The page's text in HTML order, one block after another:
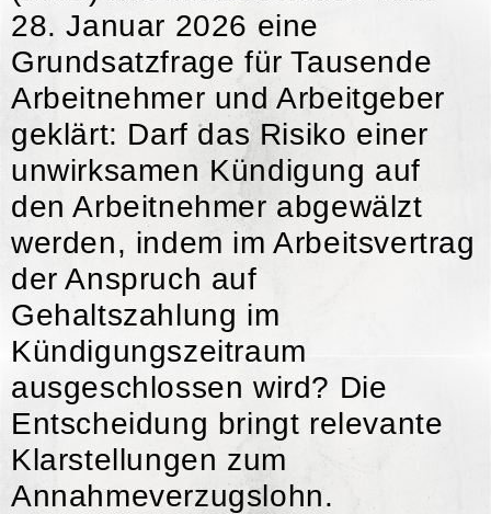
28. Januar 2026 eine
Grundsatzfrage für Tausende
Arbeitnehmer und Arbeitgeber
geklärt: Darf das Risiko einer
unwirksamen Kündigung auf
den Arbeitnehmer abgewälzt
werden, indem im Arbeitsvertrag
der Anspruch auf
Gehaltszahlung im
Kündigungszeitraum
ausgeschlossen wird? Die
Entscheidung bringt relevante
Klarstellungen zum
Annahmeverzugslohn.